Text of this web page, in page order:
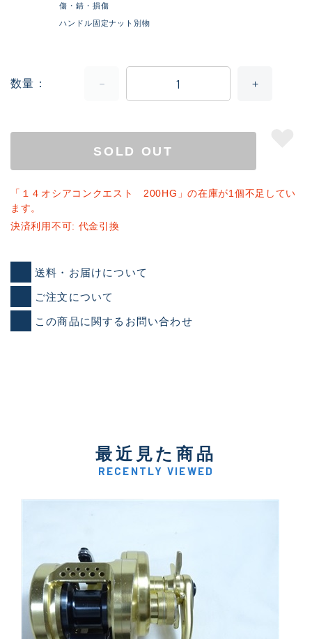
傷・錆・損傷
ハンドル固定ナット別物
数量
SOLD OUT
「１４オシアコンクエスト 200HG」の在庫が1個不足してい
ます。
決済利用不可: 代金引換
送料・お届けについて
ご注文について
この商品に関するお問い合わせ
最近見た商品
RECENTLY VIEWED